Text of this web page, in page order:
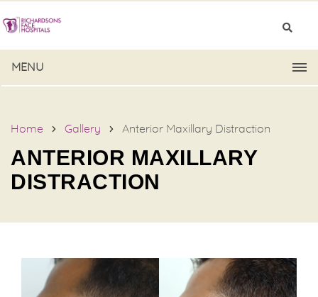
MENU
Home Gallery Anterior Maxillary Distraction
ANTERIOR MAXILLARY
DISTRACTION